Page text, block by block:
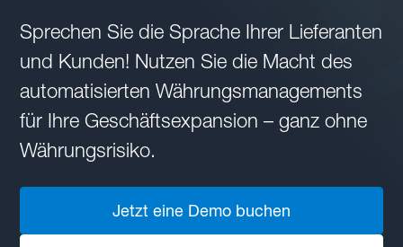
Sprechen Sie die Sprache Ihrer Lieferanten
und Kunden! Nutzen Sie die Macht des
automatisierten Währungsmanagements
für Ihre Geschäftsexpansion – ganz ohne
Währungsrisiko.
Jetzt eine Demo buchen